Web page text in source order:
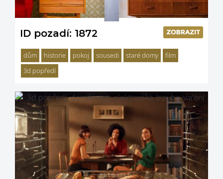
ID pozadí: 1872
dům historie pokoj sousedi staré domy
film
3d popředí